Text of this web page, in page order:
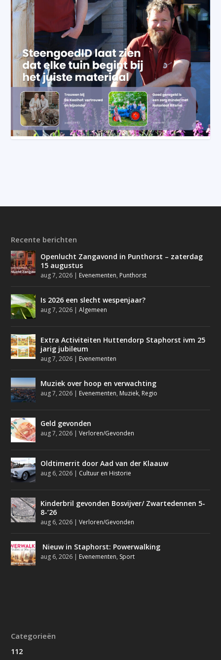
Recente berichten
Openlucht Zangavond in Punthorst – zaterdag
15 augustus
aug 7, 2026 | Evenementen, Punthorst
Is 2026 een slecht wespenjaar?
aug 7, 2026 |Algemeen
Extra Activiteiten Huttendorp Staphorst ivm 25
jarig jubileum
aug 7, 2026 | Evenementen
Muziek over hoop en verwachting
aug 7, 2026 | Evenementen, Muziek, Regio
Geld gevonden
aug 7, 2026 |Verloren/Gevonden
Oldtimerrit door Aad van der Klaauw
aug 6, 2026 | Cultuur en Historie
Kinderbril gevonden Bosvijver/ Zwartedennen 5-
8-’26
aug 6, 2026 |Verloren/Gevonden
Nieuw in Staphorst: Powerwalking
aug 6, 2026 | Evenementen, Sport
Categorieën
112